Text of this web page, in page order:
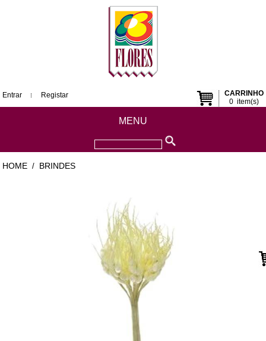
CARRINHO
0item(s)
Entrar Registar
MENU
HOME / BRINDES